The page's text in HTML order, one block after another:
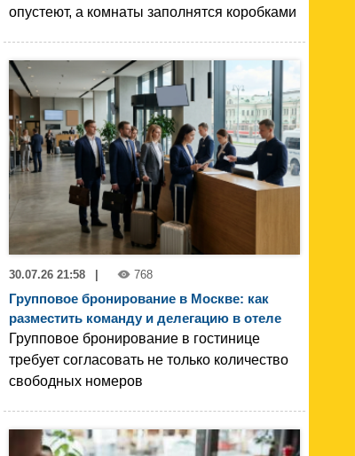
опустеют, а комнаты заполнятся коробками
30.07.26 21:58 768
Групповое бронирование в Москве: как
разместить команду и делегацию в отеле
Групповое бронирование в гостинице
требует согласовать не только количество
свободных номеров